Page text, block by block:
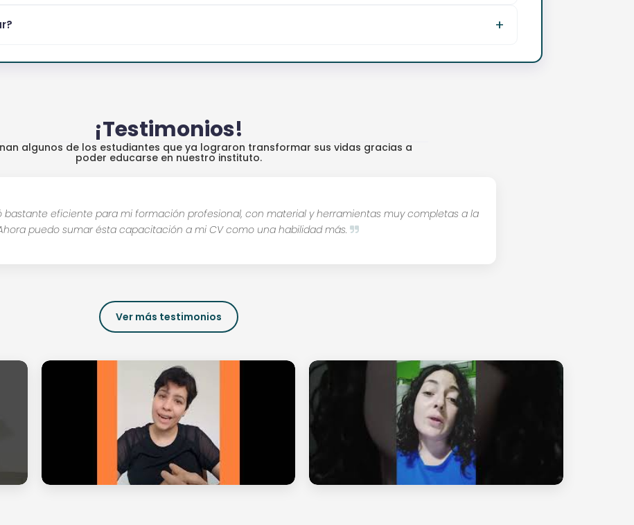
¡Testimonios!
algunos de los estudiantes que ya lograron transformar sus vidas gracias a
poder educarse en nuestro instituto.
eficiente para mi formación profesional, con material y herramientas muy completas a la
puedo sumar ésta capacitación a mi CV como una habilidad más.
Ver más testimonios